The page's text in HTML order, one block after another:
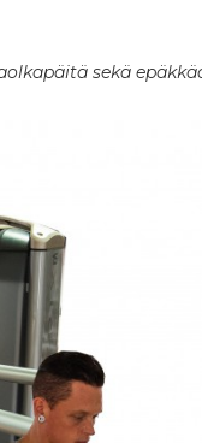
sekä